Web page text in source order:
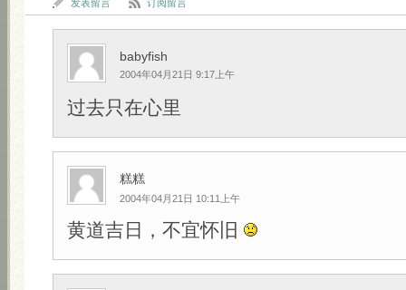
发表留言 订阅留言
babyfish
2004年04月21日 9:17上午
过去只在心里
糕糕
2004年04月21日 10:11上午
黄道吉日，不宜怀旧